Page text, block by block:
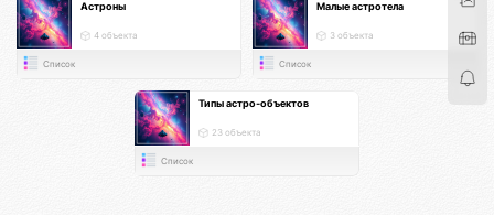
Астроны
4 объекта
Список
Малые астротела
3 объекта
Список
Типы астро-объектов
23 объекта
Список